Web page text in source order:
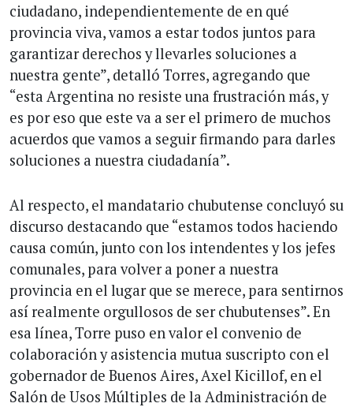
ciudadano, independientemente de en qué
provincia viva, vamos a estar todos juntos para
garantizar derechos y llevarles soluciones a
nuestra gente”, detalló Torres, agregando que
“esta Argentina no resiste una frustración más, y
es por eso que este va a ser el primero de muchos
acuerdos que vamos a seguir firmando para darles
soluciones a nuestra ciudadanía”.
Al respecto, el mandatario chubutense concluyó su
discurso destacando que “estamos todos haciendo
causa común, junto con los intendentes y los jefes
comunales, para volver a poner a nuestra
provincia en el lugar que se merece, para sentirnos
así realmente orgullosos de ser chubutenses”. En
esa línea, Torre puso en valor el convenio de
colaboración y asistencia mutua suscripto con el
gobernador de Buenos Aires, Axel Kicillof, en el
Salón de Usos Múltiples de la Administración de